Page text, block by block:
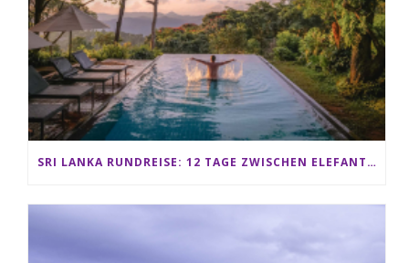
SRI LANKA RUNDREISE: 12 TAGE ZWISCHEN ELEFANTEN, TEEPLANTAGEN & STRAND ALS FAMILIE